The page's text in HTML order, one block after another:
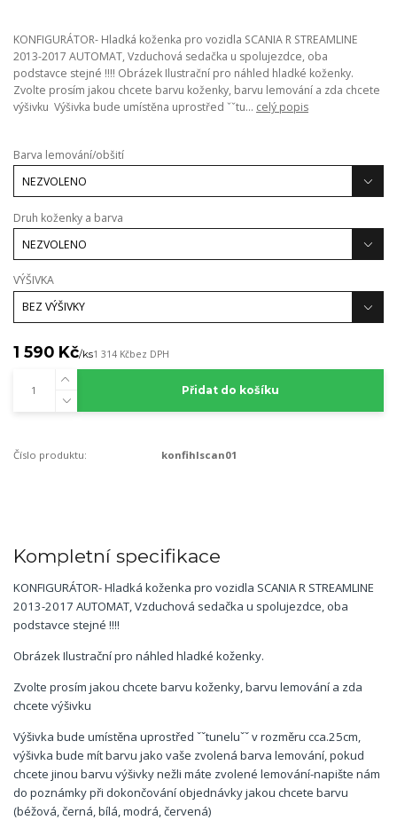
KONFIGURÁTOR- Hladká koženka pro vozidla SCANIA R STREAMLINE
2013-2017 AUTOMAT, Vzduchová sedačka u spolujezdce, oba
podstavce stejné !!!! Obrázek Ilustrační pro náhled hladké koženky.
Zvolte prosím jakou chcete barvu koženky, barvu lemování a zda chcete
výšivku Výšivka bude umístěna uprostřed ˇˇtu... celý popis
Barva lemování/obšití
Druh koženky a barva
VÝŠIVKA
1 590 Kč/ks1 314 Kčbez DPH
Přidat do košíku
Číslo produktu: konfihlscan01
Kompletní specifikace
KONFIGURÁTOR- Hladká koženka pro vozidla SCANIA R STREAMLINE
2013-2017 AUTOMAT, Vzduchová sedačka u spolujezdce, oba
podstavce stejné !!!!
Obrázek Ilustrační pro náhled hladké koženky.
Zvolte prosím jakou chcete barvu koženky, barvu lemování a zda
chcete výšivku
Výšivka bude umístěna uprostřed ˇˇtuneluˇˇ v rozměru cca.25cm,
výšivka bude mít barvu jako vaše zvolená barva lemování, pokud
chcete jinou barvu výšivky nežli máte zvolené lemování-napište nám
do poznámky při dokončování objednávky jakou chcete barvu
(béžová, černá, bílá, modrá, červená)